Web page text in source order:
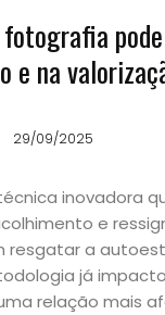
e na
29/09/2025
inovadora
e
resgatar a
já
relação mais